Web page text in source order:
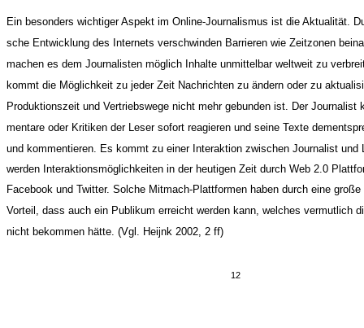
Ein besonders wichtiger Aspekt im Online-Journalismus ist die Aktualität.
sche Entwicklung des Internets verschwinden Barrieren wie Zeitzonen
machen es dem Journalisten möglich Inhalte unmittelbar weltweit zu
kommt die Möglichkeit zu jeder Zeit Nachrichten zu ändern oder zu
Produktionszeit und Vertriebswege nicht mehr gebunden ist. Der Journalist
mentare oder Kritiken der Leser sofort reagieren und seine Texte
und kommentieren. Es kommt zu einer Interaktion zwischen Journalist und
werden Interaktionsmöglichkeiten in der heutigen Zeit durch Web 2.0
Facebook und Twitter. Solche Mitmach-Plattformen haben durch eine große
Vorteil, dass auch ein Publikum erreicht werden kann, welches vermutlich
nicht bekommen hätte. (Vgl. Heijnk 2002, 2 ff)
12